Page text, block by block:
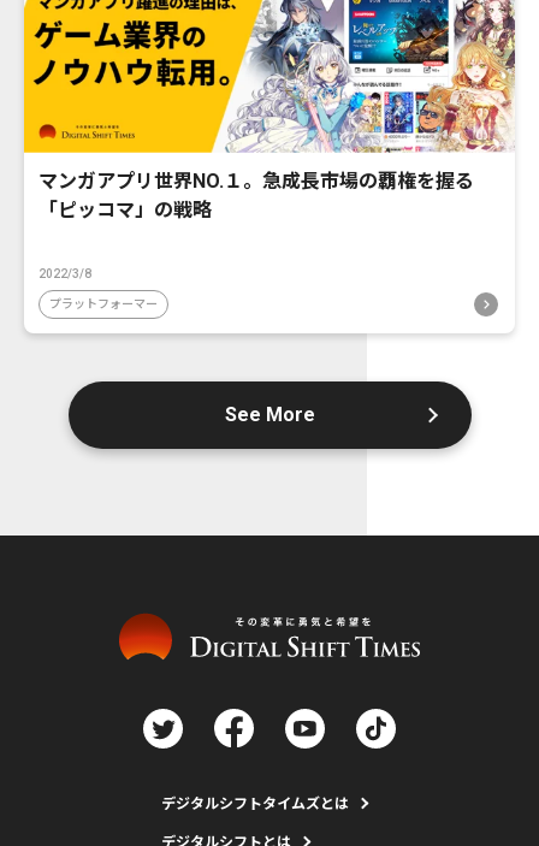
マンガアプリ世界NO.１。急成長市場の覇権を握る
「ピッコマ」の戦略
2022/3/8
プラットフォーマー
See More
デジタルシフトタイムズとは
デジタルシフトとは